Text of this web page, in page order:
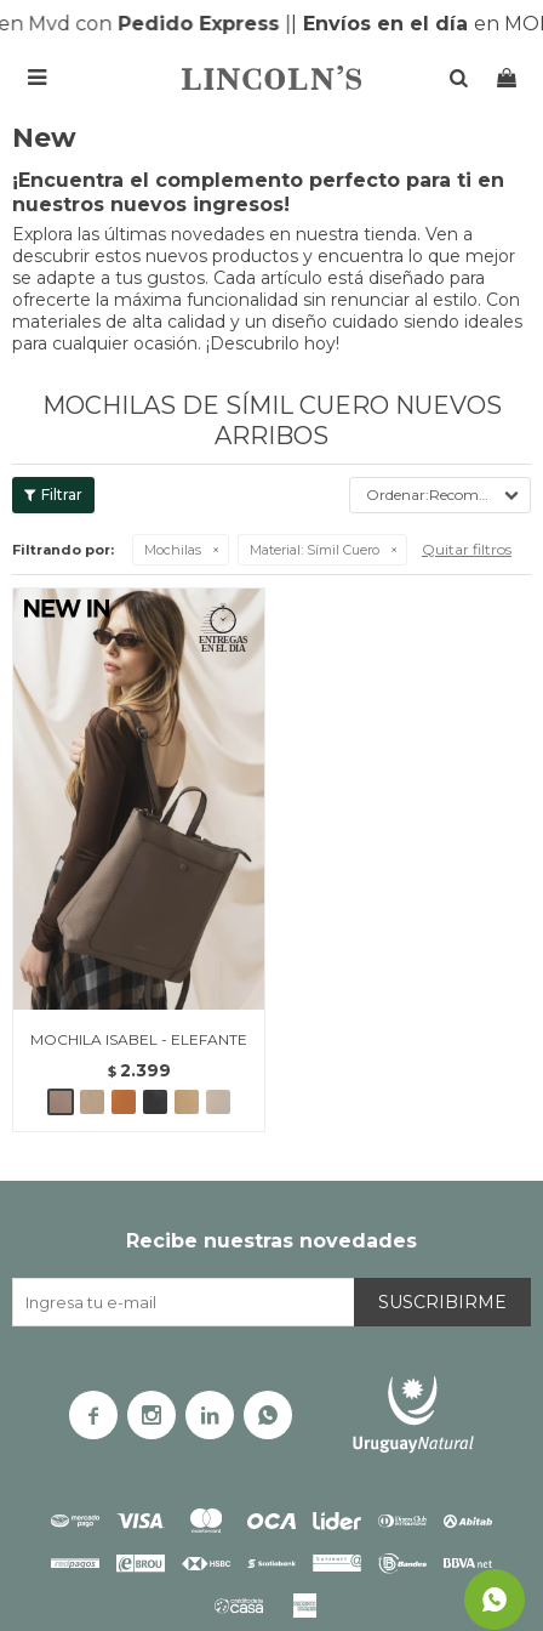
Mvd conPedido Express| Envíos en el díaen

New
¡Encuentra el complemento perfecto para ti en
nuestros nuevos ingresos!
Explora las últimas novedades en nuestra tienda. Ven a
descubrir estos nuevos productos y encuentra lo que mejor
se adapte a tus gustos. Cada artículo está diseñado para
ofrecerte la máxima funcionalidad sin renunciar al estilo. Con
materiales de alta calidad y un diseño cuidado siendo ideales
para cualquier ocasión. ¡Descubrilo hoy!
MOCHILAS DE SÍMIL CUERO NUEVOS
ARRIBOS
Recomendados
Filtrando por: Mochilas Material: Símil Cuero Quitar filtros
MOCHILA ISABEL - ELEFANTE
$ 2.399
Recibe nuestras novedades
SUSCRIBIRME
   